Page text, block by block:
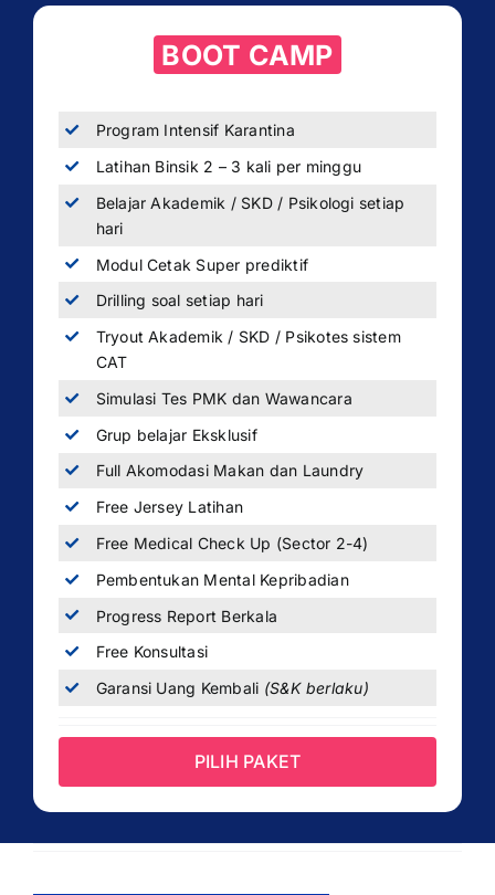
BOOT CAMP
Program Intensif Karantina
Latihan Binsik 2 – 3 kali per minggu
Belajar Akademik / SKD / Psikologi setiap
hari
Modul Cetak Super prediktif
Drilling soal setiap hari
Tryout Akademik / SKD / Psikotes sistem
CAT
Simulasi Tes PMK dan Wawancara
Grup belajar Eksklusif
Full Akomodasi Makan dan Laundry
Free Jersey Latihan
Free Medical Check Up (Sector 2-4)
Pembentukan Mental Kepribadian
Progress Report Berkala
Free Konsultasi
Garansi Uang Kembali (S&K berlaku)
PILIH PAKET